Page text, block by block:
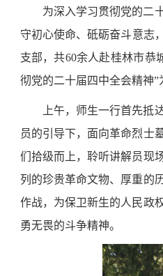
为深入学习贯彻党的二
守初心使命、砥砺奋斗意志
支部，共60余人赴桂林市
彻党的二十届四中全会精神”
上午，师生一行首先
员的引导下，面向革命烈士
们拾级而上，聆听讲解员现
列的珍贵革命文物、厚重的
作战，为保卫新生的人民政
勇无畏的斗争精神。